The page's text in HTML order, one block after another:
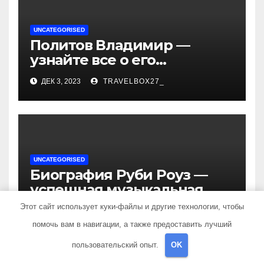
UNCATEGORISED
Политов Владимир —
узнайте все о его
биографии, возрасте и
впечатляющих
достижениях!
ДЕК 3, 2023 TRAVELBOX27_
UNCATEGORISED
Биография Руби Роуз —
успешная музыкальная
карьера, личная жизнь и
знаковые достижения
ДЕК 3, 2023 TRAVELBOX27_
Этот сайт использует куки-файлы и другие технологии, чтобы
помочь вам в навигации, а также предоставить лучший
пользовательский опыт. OK